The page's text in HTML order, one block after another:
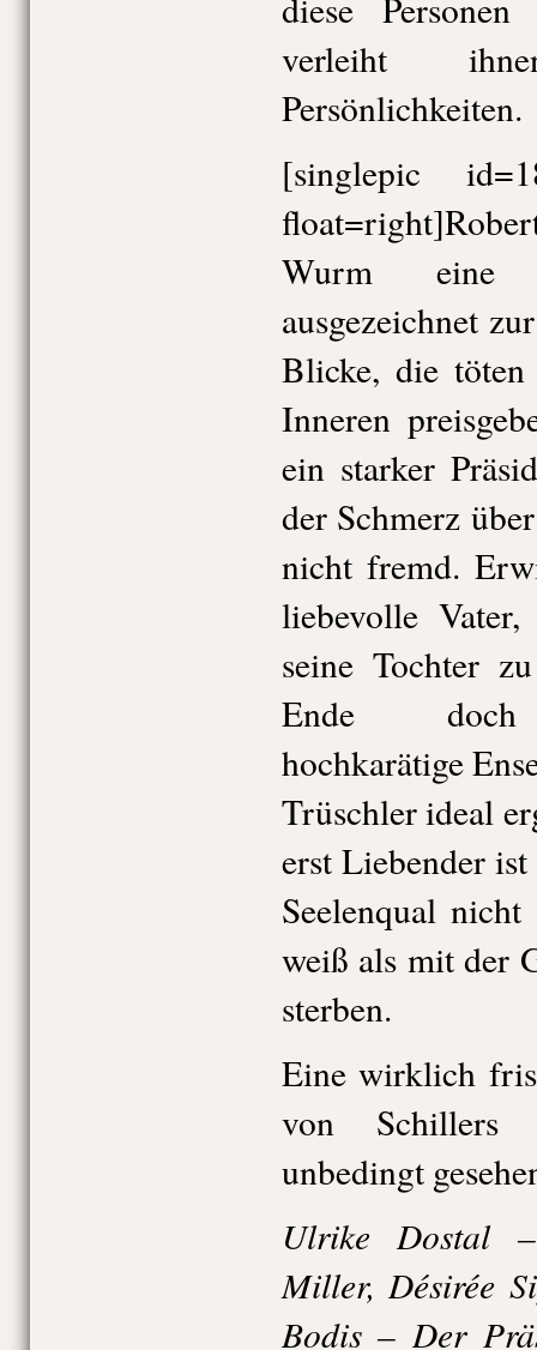
verleiht
Persönlichkeiten.
[singlepic
Wurm eine
ausgezeichnet
Blicke, die
Inneren
ein starker
der Schmerz
nicht fremd.
liebevolle
seine Tochter
Ende doch
hochkarätige
Trüschler ideal
erst Liebender
Seelenqual
weiß als mit der
sterben.
Eine wirklich
von Schillers
unbedingt
Ulrike Dostal
Miller, Désirée
Bodis – Der